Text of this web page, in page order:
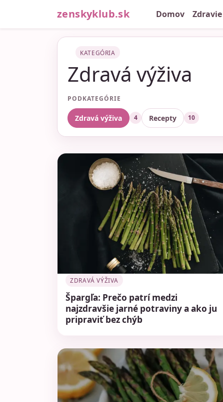
zenskyklub.sk Domov Zdravie
KATEGÓRIA
Zdravá výživa
PODKATEGÓRIE
Zdravá výživa 4 Recepty 10
ZDRAVÁ VÝŽIVA
Špargľa: Prečo patrí medzi
najzdravšie jarné potraviny a ako ju
pripraviť bez chýb